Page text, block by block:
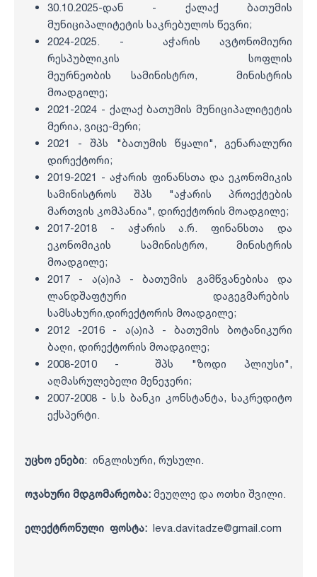
30.10.2025-დან - ქალაქ ბათუმის
მუნიციპალიტეტის საკრებულოს წევრი;
2024-2025. - აჭარის ავტონომიური
რესპუბლიკის სოფლის
მეურნეობის სამინისტრო, მინისტრის
მოადგილე;
2021-2024 - ქალაქ ბათუმის მუნიციპალიტეტის
მერია, ვიცე-მერი;
2021 - შპს "ბათუმის წყალი", გენარალური
დირექტორი;
2019-2021 - აჭარის ფინანსთა და ეკონომიკის
სამინისტროს შპს "აჭარის პროექტების
მართვის კომპანია", დირექტორის მოადგილე;
2017-2018 - აჭარის ა.რ. ფინანსთა და
ეკონომიკის სამინისტრო, მინისტრის
მოადგილე;
2017 - ა(ა)იპ - ბათუმის გამწვანებისა და
ლანდშაფტური დაგეგმარების
სამსახური,დირექტორის მოადგილე;
2012 -2016 - ა(ა)იპ - ბათუმის ბოტანიკური
ბაღი, დირექტორის მოადგილე;
2008-2010 - შპს "ზოდი პლიუსი",
აღმასრულებელი მენეჯერი;
2007-2008 - ს.ს ბანკი კონსტანტა, საკრედიტო
ექსპერტი.
უცხო ენები: ინგლისური, რუსული.
ოჯახური მდგომარეობა: მეუღლე და ოთხი შვილი.
ელექტრონული ფოსტა: leva.davitadze@gmail.com